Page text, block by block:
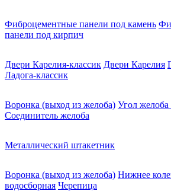
Фиброцементные панели под камень
панели под кирпич
Двери Карелия-классик Двери Карелия
Ладога-классик
Воронка (выход из желоба) Угол желоба
Соединитель желоба
Металлический штакетник
Воронка (выход из желоба) Нижнее
водосборная Черепица